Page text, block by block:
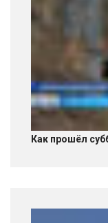
Как прошёл